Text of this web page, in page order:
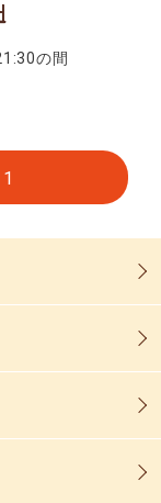
の間